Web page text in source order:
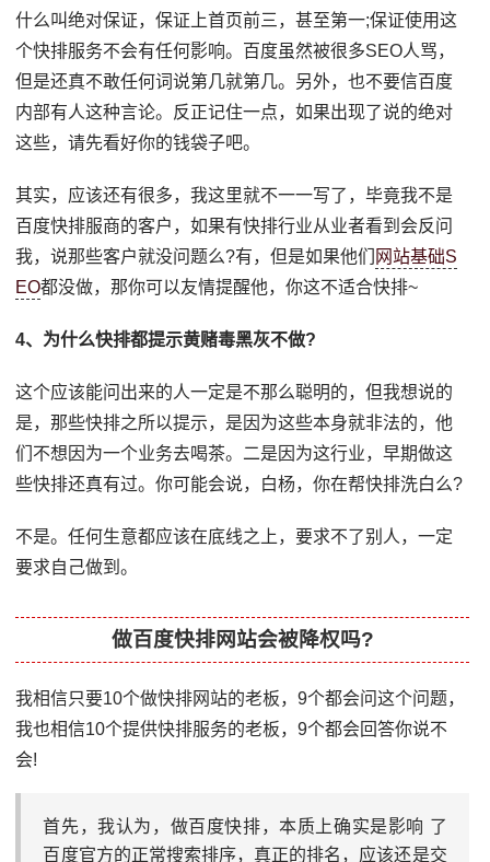
什么叫绝对保证，保证上首页前三，甚至第一;保证使用这
个快排服务不会有任何影响。百度虽然被很多SEO人骂，
但是还真不敢任何词说第几就第几。另外，也不要信百度
内部有人这种言论。反正记住一点，如果出现了说的绝对
这些，请先看好你的钱袋子吧。
其实，应该还有很多，我这里就不一一写了，毕竟我不是
百度快排服商的客户，如果有快排行业从业者看到会反问
我，说那些客户就没问题么?有，但是如果他们 网站基础S
EO都没做，那你可以友情提醒他，你这不适合快排~
4、为什么快排都提示黄赌毒黑灰不做?
这个应该能问出来的人一定是不那么聪明的，但我想说的
是，那些快排之所以提示，是因为这些本身就非法的，他
们不想因为一个业务去喝茶。二是因为这行业，早期做这
些快排还真有过。你可能会说，白杨，你在帮快排洗白么?
不是。任何生意都应该在底线之上，要求不了别人，一定
要求自己做到。
做百度快排网站会被降权吗?
我相信只要10个做快排网站的老板，9个都会问这个问题，
我也相信10个提供快排服务的老板，9个都会回答你说不
会!
首先，我认为，做百度快排，本质上确实是影响 了
百度官方的正常搜索排序，真正的排名，应该还是交